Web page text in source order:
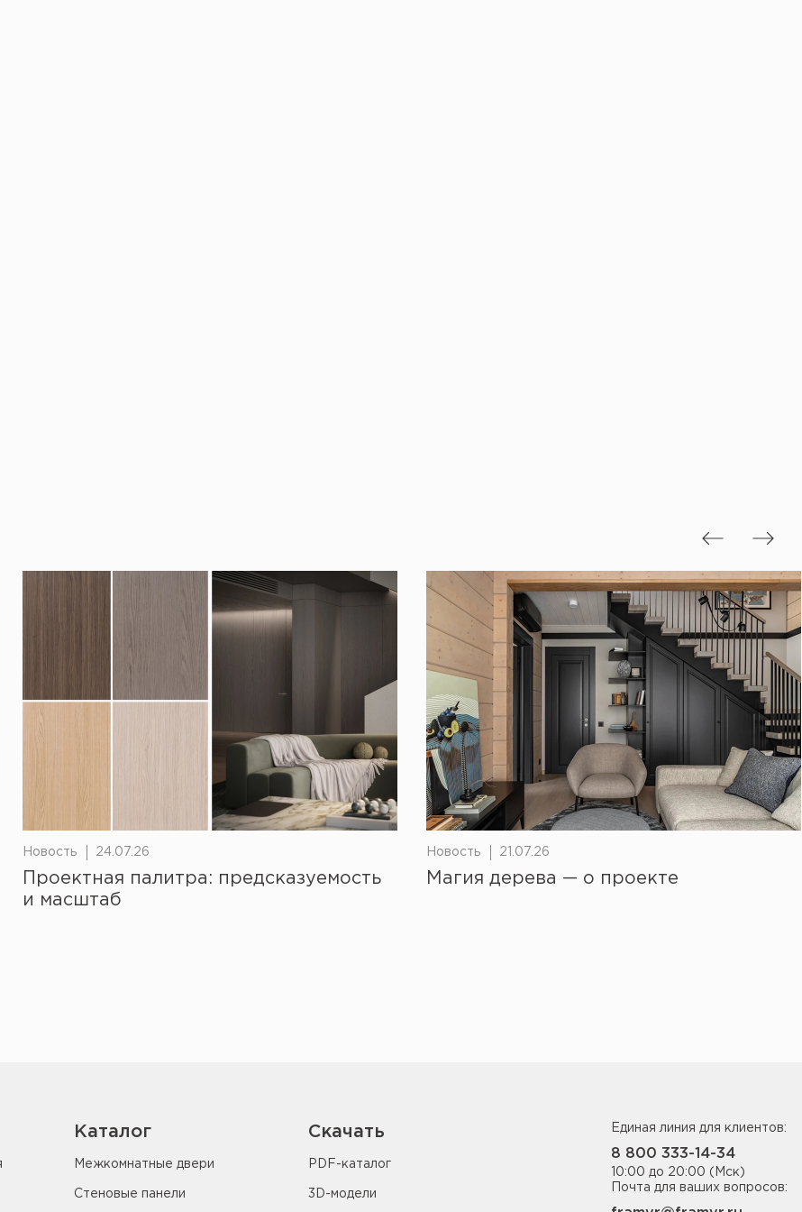
Новость 24.07.26
Проектная палитра: предсказуемость
и масштаб
Новость 21.07.26
Магия дерева — о проекте
Каталог
Межкомнатные двери
Стеновые панели
Скачать
PDF-каталог
3D-модели
Единая линия для клиентов:
8 800 333-14-34
10:00 до 20:00 (Мск)
Почта для ваших вопросов: